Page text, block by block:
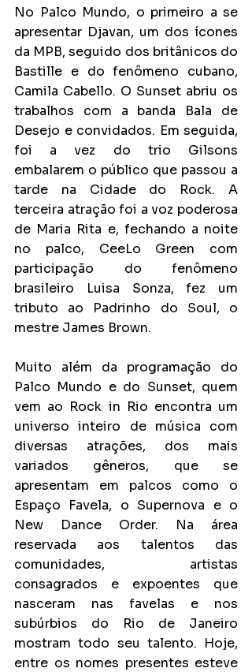
No Palco Mundo, o primeiro a se
apresentar Djavan, um dos ícones
da MPB, seguido dos britânicos do
Bastille e do fenômeno cubano,
Camila Cabello. O Sunset abriu os
trabalhos com a banda Bala de
Desejo e convidados. Em seguida,
foi a vez do trio Gilsons
embalarem o público que passou a
tarde na Cidade do Rock. A
terceira atração foi a voz poderosa
de Maria Rita e, fechando a noite
no palco, CeeLo Green com
participação do fenômeno
brasileiro Luisa Sonza, fez um
tributo ao Padrinho do Soul, o
mestre James Brown.
Muito além da programação do
Palco Mundo e do Sunset, quem
vem ao Rock in Rio encontra um
universo inteiro de música com
diversas atrações, dos mais
variados gêneros, que se
apresentam em palcos como o
Espaço Favela, o Supernova e o
New Dance Order. Na área
reservada aos talentos das
comunidades, artistas
consagrados e expoentes que
nasceram nas favelas e nos
subúrbios do Rio de Janeiro
mostram todo seu talento. Hoje,
entre os nomes presentes esteve